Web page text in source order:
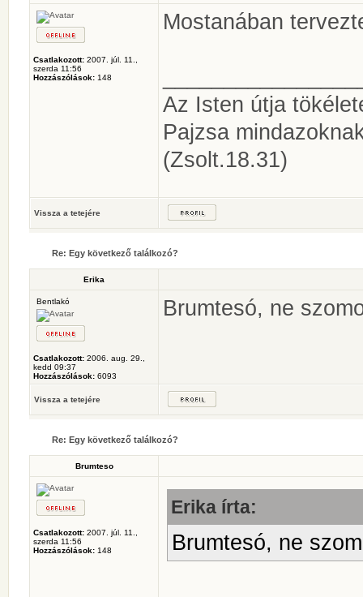
Csatlakozott: 2007. júl. 11.,
szerda 11:56
Hozzászólások: 148
Mostanában
Az Isten útja
Pajzsa
(Zsolt.18.31)
Vissza a tetejére
Re: Egy következő találkozó?
Erika
Bentlakó
Csatlakozott: 2006. aug. 29.,
kedd 09:37
Hozzászólások: 6093
Brumtesó, ne
Vissza a tetejére
Re: Egy következő találkozó?
Brumteso
Csatlakozott: 2007. júl. 11.,
szerda 11:56
Hozzászólások: 148
Erika írta:
Brumtesó, ne